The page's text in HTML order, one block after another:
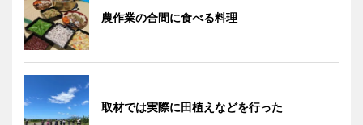
農作業の合間に食べる料理
取材では実際に田植えなどを行った